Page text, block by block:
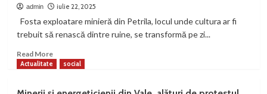
Bazinul
Didactic
din
Petroșani:
termice
admin iulie 22, 2025
Fosta exploatare minieră din Petrila, locul unde cultura ar fi
trebuit să renască dintre ruine, se transformă pe zi...
Read MoreRead
more
Actualitate social